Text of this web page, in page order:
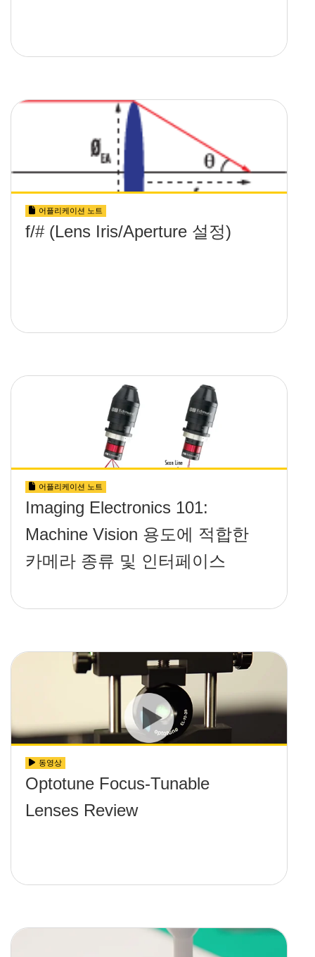
어플리케이션 노트
f/# (Lens Iris/Aperture 설정)
어플리케이션 노트
Imaging Electronics 101:
Machine Vision 용도에 적합한
카메라 종류 및 인터페이스
동영상
Optotune Focus-Tunable
Lenses Review